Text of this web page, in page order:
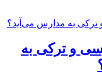
و ترکی به